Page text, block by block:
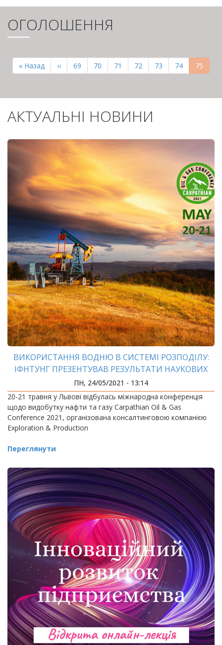
ОГОЛОШЕННЯ
СТОРІНКИ
Перша
сторінка
« Назад
Попередня
сторінка
‹‹ Page
69 Page
70 Page
71 Page
72 Page
73 Page
74 75
АКТУАЛЬНІ НОВИНИ
ВИКОРИСТАННЯ ВОДНЮ В СИСТЕМІ РОЗПОДІЛУ:
ІФНТУНГ ПРЕЗЕНТУВАВ РЕЗУЛЬТАТИ НАУКОВИХ
ДОСЛІДЖЕНЬ
ПН, 24/05/2021 - 13:14
20-21 травня у Львові відбулась міжнародна конференція
щодо видобутку нафти та газу Carpathian Oil & Gas
Conference 2021, організована консалтинговою компанією
Exploration & Production
Переглянути